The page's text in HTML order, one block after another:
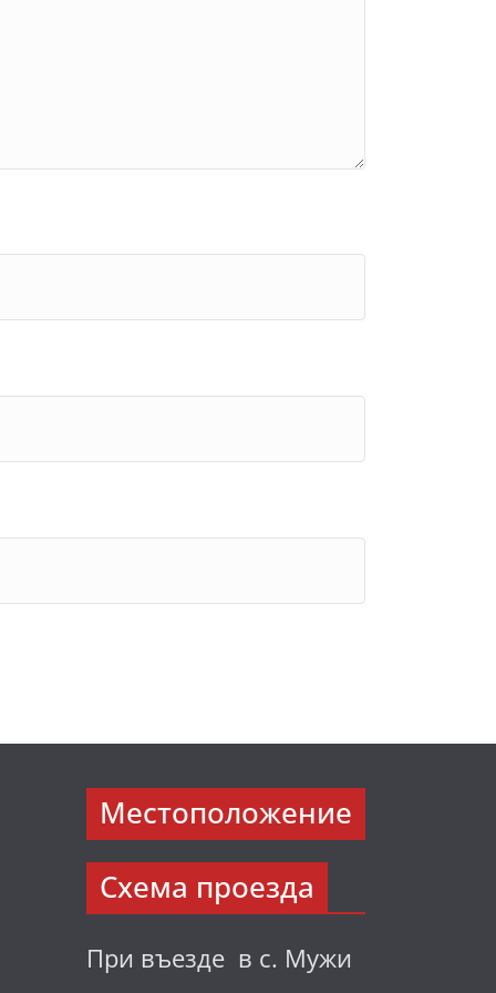
Местоположение
Схема проезда
При въезде в с. Мужи